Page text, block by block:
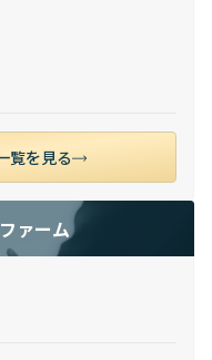
覧を見る
ァーム